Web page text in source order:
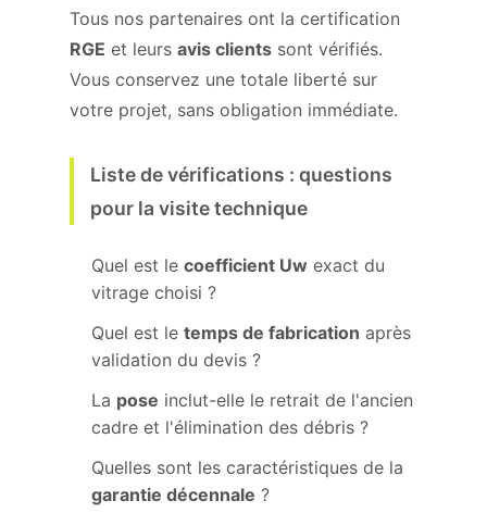
Tous nos partenaires ont la certification
RGE et leurs avis clients sont vérifiés.
Vous conservez une totale liberté sur
votre projet, sans obligation immédiate.
Liste de vérifications : questions
pour la visite technique
Quel est le coefficient Uw exact du
vitrage choisi ?
Quel est le temps de fabrication après
validation du devis ?
La pose inclut-elle le retrait de l'ancien
cadre et l'élimination des débris ?
Quelles sont les caractéristiques de la
garantie décennale ?